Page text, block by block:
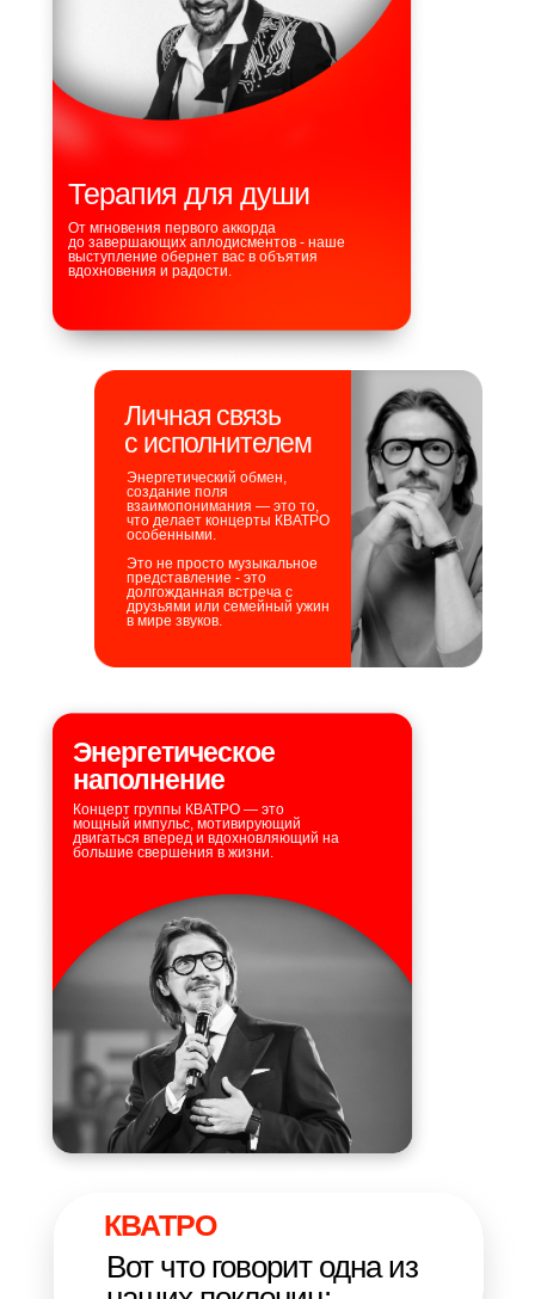
Терапия для души
Личная связь
с исполнителем
Энергетическое
наполнение
От мгновения первого аккорда
до завершающих аплодисментов - наше
выступление обернет вас в объятия
вдохновения и радости.
Энергетический обмен,
создание поля
взаимопонимания — это то,
что делает концерты КВАТРО
особенными.
Это не просто музыкальное
представление - это
долгожданная встреча с
друзьями или семейный ужин
в мире звуков.
Концерт группы КВАТРО — это
мощный импульс, мотивирующий
двигаться вперед и вдохновляющий на
большие свершения в жизни.
Вот что говорит одна из
КВАТРО